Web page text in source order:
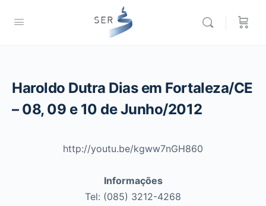
Haroldo Dutra Dias em Fortaleza/CE
– 08, 09 e 10 de Junho/2012
http://youtu.be/kgww7nGH860
Informações
Tel: (085) 3212-4268